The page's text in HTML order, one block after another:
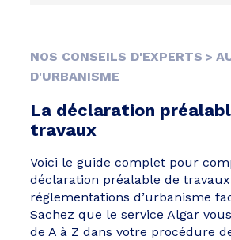
NOS CONSEILS D'EXPERTS >
D'URBANISME
La déclaration
travaux
Voici le guide complet pour
déclaration préalable de
réglementations d’urbanisme
Sachez que le service Algar
de A à Z dans votre procédure